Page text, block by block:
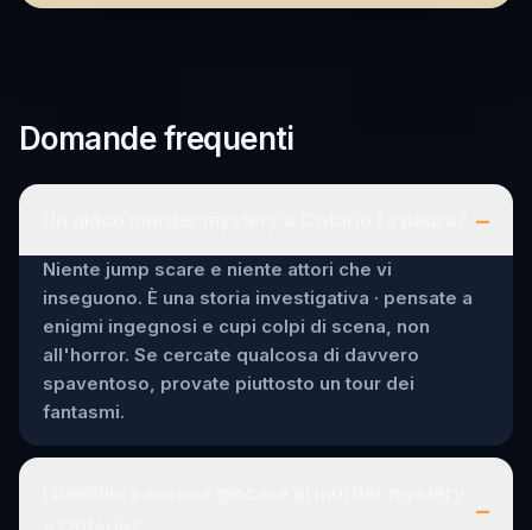
Domande frequenti
–
Niente jump scare e niente attori che vi
inseguono. È una storia investigativa · pensate a
enigmi ingegnosi e cupi colpi di scena, non
all'horror. Se cercate qualcosa di davvero
spaventoso, provate piuttosto un tour dei
fantasmi.
–